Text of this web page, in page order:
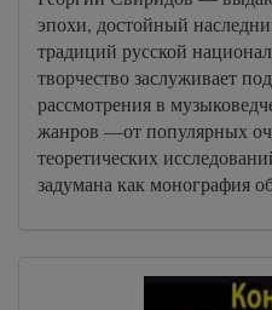
эпохи, достойный
традиций русской
творчество заслуживает
рассмотрения в
жанров —от популярных
теоретических
задумана как монография